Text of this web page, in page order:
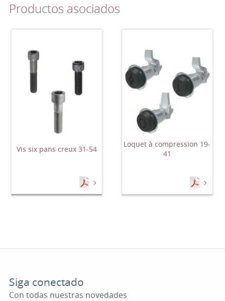
Productos asociados
Vis six pans creux 31-54
Loquet à compression 19-
41
Siga conectado
Con todas nuestras novedades